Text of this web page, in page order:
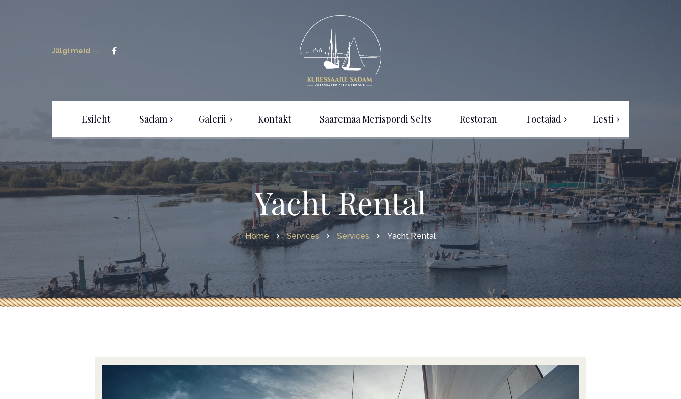
Jälgi meid
Esileht Sadam
Sadamast
Uudised
Hinnakiri
Kaardid
Dokumendid
Galerii Kontakt Saaremaa Merispordi Selts Restoran Toetajad Eesti
English
Yacht Rental
Home Services Services Yacht Rental